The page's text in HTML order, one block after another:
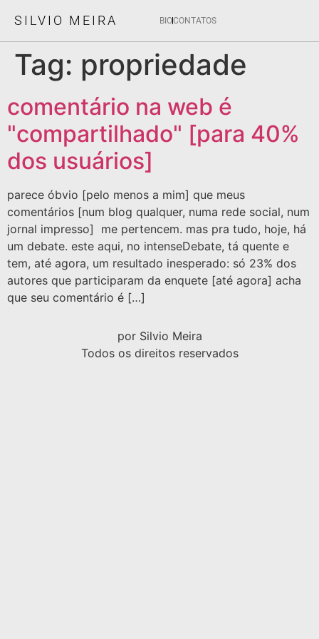
SILVIO MEIRA BIOCONTATOS
Tag: propriedade
comentário na web é
"compartilhado" [para 40%
dos usuários]
parece óbvio [pelo menos a mim] que meus
comentários [num blog qualquer, numa rede social, num
jornal impresso] me pertencem. mas pra tudo, hoje, há
um debate. este aqui, no intenseDebate, tá quente e
tem, até agora, um resultado inesperado: só 23% dos
autores que participaram da enquete [até agora] acha
que seu comentário é […]
por Silvio Meira
Todos os direitos reservados